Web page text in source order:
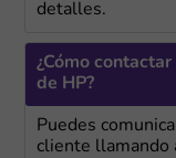
detalles.
¿Cómo
de HP?
Puedes
cliente